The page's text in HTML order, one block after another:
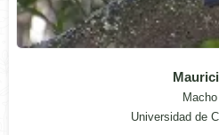
Macho
Universidad de